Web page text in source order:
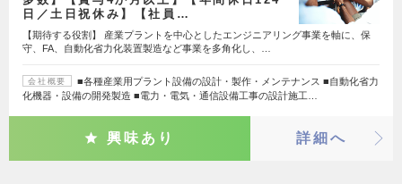
日／土日祝休み】【社員…
【期待する役割】 産業プラントを中心としたエンジニアリング事業を軸に、保
守、FA、自動化省力化装置製造など事業を多角化し、…
会社概要
■各種産業用プラント設備の設計・製作・メンテナンス ■自動化省力
化機器・設備の開発製造 ■電力・電気・通信設備工事の設計施工…
興味あり 詳細へ